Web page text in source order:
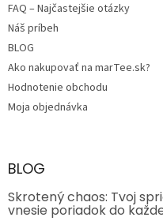
FAQ – Najčastejšie otázky
Náš príbeh
BLOG
Ako nakupovať na marTee.sk?
Hodnotenie obchodu
Moja objednávka
BLOG
Skrotený chaos: Tvoj
vnesie poriadok do